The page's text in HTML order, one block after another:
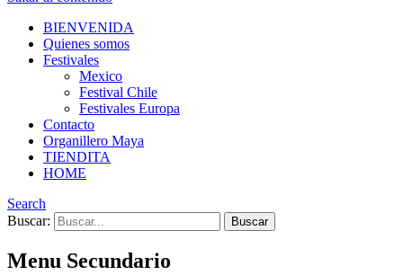
BIENVENIDA
Quienes somos
Festivales
Mexico
Festival Chile
Festivales Europa
Contacto
Organillero Maya
TIENDITA
HOME
Search
Buscar:
Menu Secundario